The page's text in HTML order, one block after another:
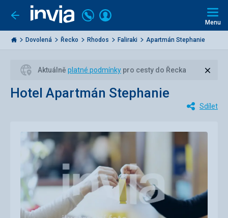
Jít
zpět
Invia.cz
Volejte
226
000
284
Přihlásit
Menu
Dovolená Řecko Rhodos Faliraki Apartmán Stephanie
Aktuálně platné podmínky pro cesty do Řecka
Hotel Apartmán Stephanie
Sdílet